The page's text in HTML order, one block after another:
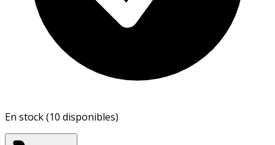
En stock (10 disponibles)